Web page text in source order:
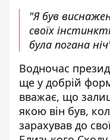
"Я був
своїх
була погана
Водночас
ще у добрій
вважає, що
якою він був,
зарахував до